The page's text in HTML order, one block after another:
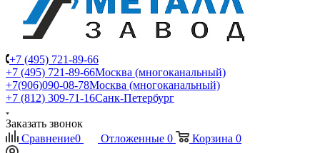
+7 (495) 721-89-66
+7 (495) 721-89-66Москва (многоканальный)
+7(906)090-08-78Москва (многоканальный)
+7 (812) 309-71-16Санк-Петербург
Заказать звонок
Сравнение0 Отложенные 0 Корзина 0